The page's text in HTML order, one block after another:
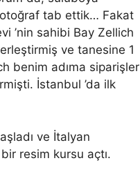
tab ettik… Fakat
’nin sahibi Bay Zellich
ve tanesine 1
benim adıma siparişler
İstanbul ’da ilk
ve İtalyan
resim kursu açtı.